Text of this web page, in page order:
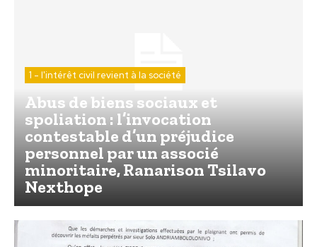
1 - l'intérêt civil revient à la société
Abus de biens sociaux et
spoliation : l’invocation
contestable d’un préjudice
personnel par un associé
minoritaire, Ranarison Tsilavo
Nexthope